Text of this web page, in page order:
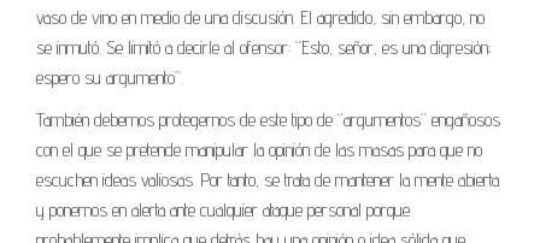
vaso de vino en medio de una discusión. El agredido, sin embargo, no
se inmutó. Se limitó a decirle al ofensor: “Esto, señor, es una digresión;
espero su argumento”.
También debemos protegernos de este tipo de “argumentos” engañosos
con el que se pretende manipular la opinión de las masas para que no
escuchen ideas valiosas. Por tanto, se trata de mantener la mente abierta
y ponernos en alerta ante cualquier ataque personal porque